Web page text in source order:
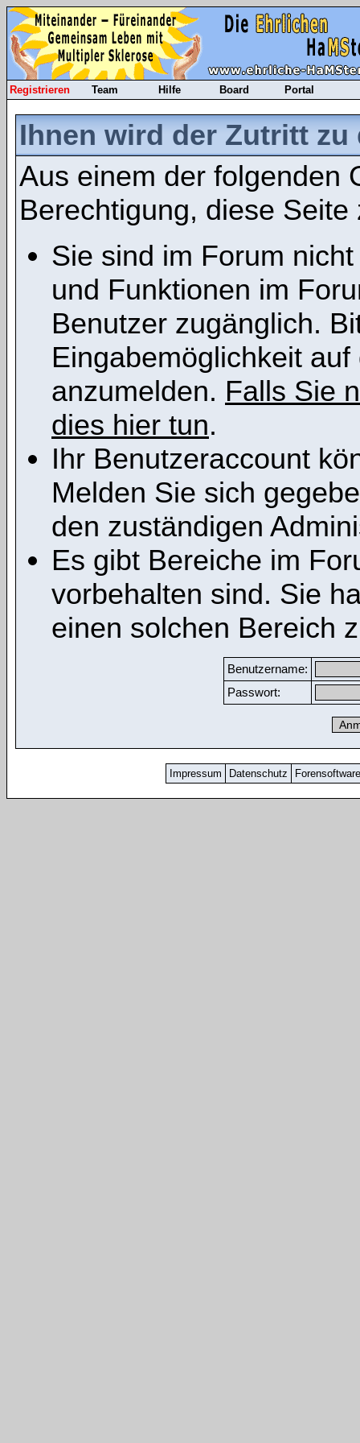
Registrieren Team Hilfe Board Portal
Ihnen wird der Zutritt
Aus einem der folgenden
Berechtigung, diese Seite
Sie sind im Forum
und Funktionen im
Benutzer zugänglich.
Eingabemöglichkeit
anzumelden. Falls Sie
dies hier tun.
Ihr Benutzeraccount
Melden Sie sich
den zuständigen
Es gibt Bereiche im
vorbehalten sind. Sie
einen solchen Bereich
Benutzername:
Passwort:
Impressum Datenschutz